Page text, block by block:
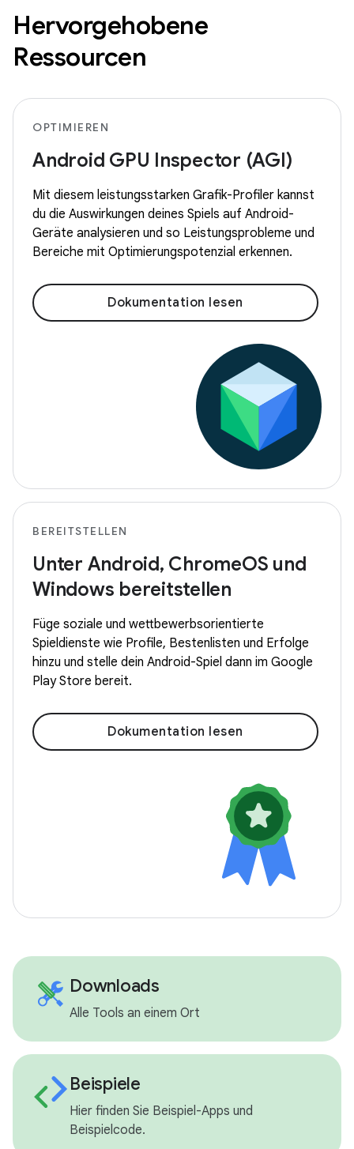
Hervorgehobene
Ressourcen
OPTIMIEREN
Android GPU Inspector (AGI)
Mit diesem leistungsstarken Grafik-Profiler kannst
du die Auswirkungen deines Spiels auf Android-
Geräte analysieren und so Leistungsprobleme und
Bereiche mit Optimierungspotenzial erkennen.
Dokumentation lesen
BEREITSTELLEN
Unter Android, ChromeOS und
Windows bereitstellen
Füge soziale und wettbewerbsorientierte
Spieldienste wie Profile, Bestenlisten und Erfolge
hinzu und stelle dein Android-Spiel dann im Google
Play Store bereit.
Dokumentation lesen
Downloads
Alle Tools an einem Ort
Beispiele
Hier finden Sie Beispiel-Apps und
Beispielcode.